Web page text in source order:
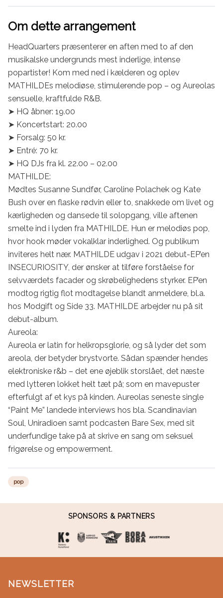
Om dette arrangement
HeadQuarters præsenterer en aften med to af den
musikalske undergrunds mest inderlige, intense
popartister! Kom med ned i kælderen og oplev
MATHILDEs melodiøse, stimulerende pop – og Aureolas
sensuelle, kraftfulde R&B.
➤ HQ åbner: 19.00
➤ Koncertstart: 20.00
➤ Forsalg: 50 kr.
➤ Entré: 70 kr.
➤ HQ DJs fra kl. 22.00 – 02.00
MATHILDE:
Mødtes Susanne Sundfør, Caroline Polachek og Kate
Bush over en flaske rødvin eller to, snakkede om livet og
kærligheden og dansede til solopgang, ville aftenen
smelte ind i lyden fra MATHILDE. Hun er melodiøs pop,
hvor hook møder vokalklar inderlighed. Og publikum
inviteres helt nær. MATHILDE udgav i 2021 debut-EP’en
INSECURIOSITY, der ønsker at tilføre forståelse for
selvværdets facader og skrøbelighedens styrker. EP’en
modtog rigtig flot modtagelse blandt anmeldere, bl.a.
hos Modgift og Side 33. MATHILDE arbejder nu på sit
debut-album.
Aureola:
Aureola er latin for helkropsglorie, og så lyder det som
areola, der betyder brystvorte. Sådan spænder hendes
elektroniske r&b – det ene øjeblik storslået, det næste
med lytteren lokket helt tæt på; som en mavepuster
efterfulgt af et kys på kinden. Aureolas seneste single
“Paint Me” landede interviews hos bla. Scandinavian
Soul, Uniradioen samt podcasten Bare Sex, med sit
underfundige take på at skrive en sang om seksuel
frigørelse og empowerment.
pop
SPONSORS & PARTNERS
NEWSLETTER